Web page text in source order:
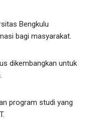
Bengkulu
bagi masyarakat.
dikembangkan untuk
program studi yang